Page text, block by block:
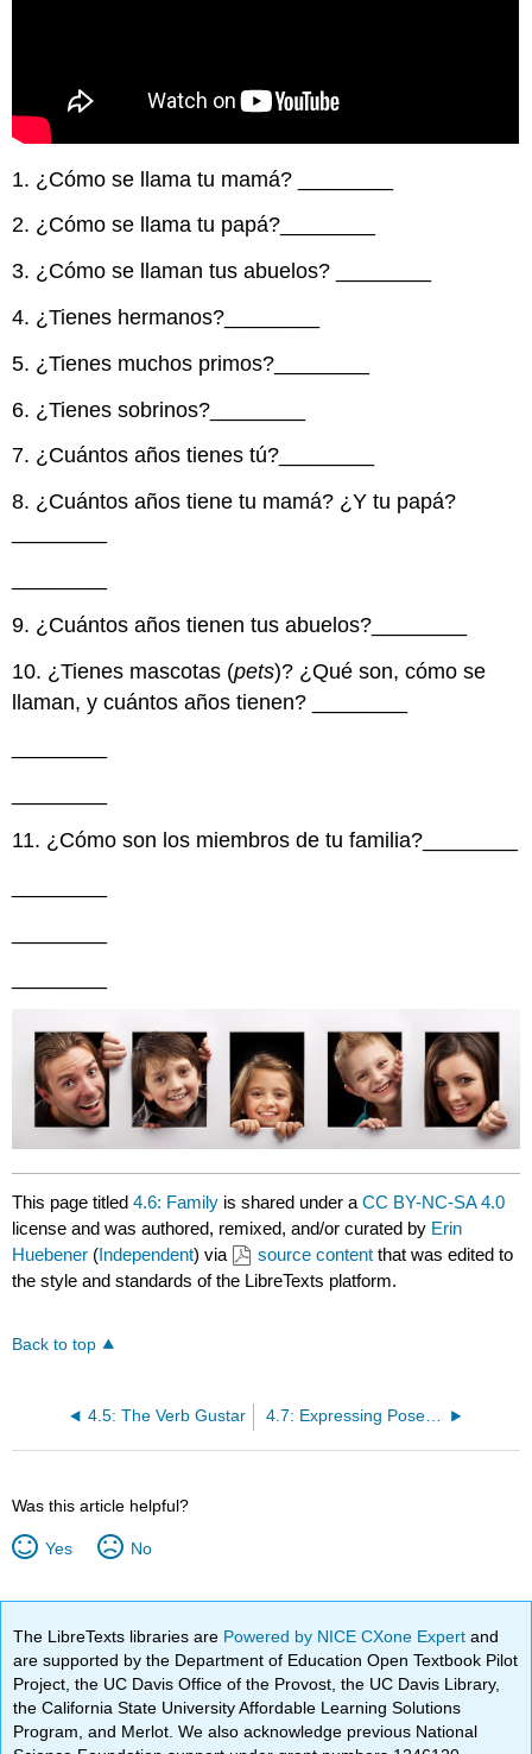
1. ¿Cómo se llama tu mamá?
2. ¿Cómo se llama tu papá?
3. ¿Cómo se llaman tus abuelos?
4. ¿Tienes hermanos?
5. ¿Tienes muchos primos?
6. ¿Tienes sobrinos?
7. ¿Cuántos años tienes tú?
8. ¿Cuántos años tiene tu mamá? ¿Y tu papá?
9. ¿Cuántos años tienen tus abuelos?
10. ¿Tienes mascotas (pets)? ¿Qué son, cómo se
llaman, y cuántos años tienen?
11. ¿Cómo son los miembros de tu familia?
This page titled4.6: Family is shared under aCC BY-NC-SA 4.0
license and was authored, remixed, and/or curated by Erin
Huebener (Independent) via source contentthat was edited to
the style and standards of the LibreTexts platform.
Back to top
4.5: The Verb Gustar 4.7: Expressing Posession
Was this article helpful?
Yes No
The LibreTexts libraries are Powered by NICE CXone Expertand
are supported by the Department of Education Open Textbook Pilot
Project, the UC Davis Office of the Provost, the UC Davis Library,
the California State University Affordable Learning Solutions
Program, and Merlot. We also acknowledge previous National